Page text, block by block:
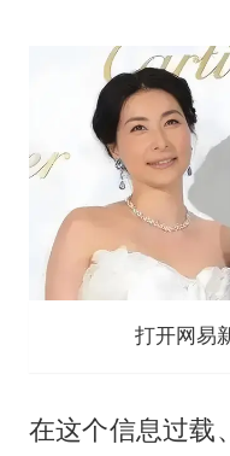
打开网易
在这个信息过载